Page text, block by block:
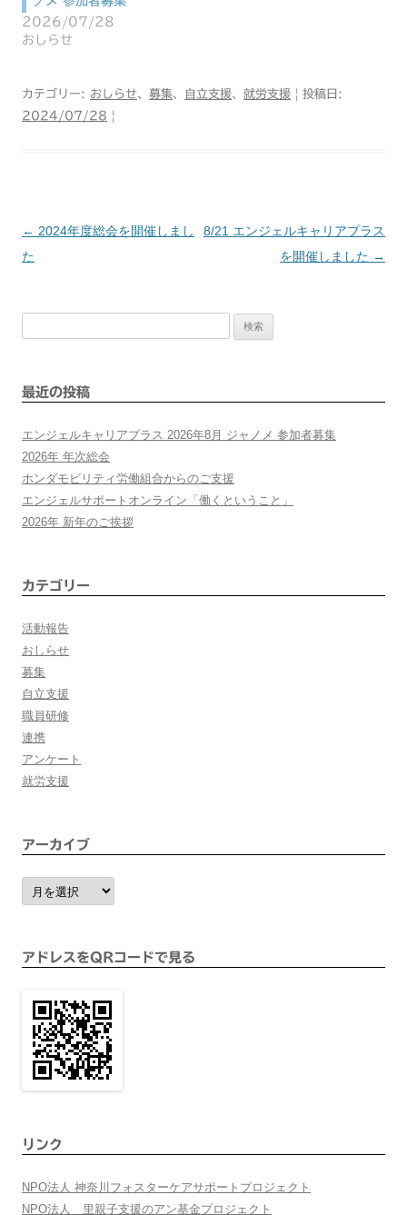
2026/07/28
おしらせ
カテゴリー: おしらせ、 募集、 自立支援、 就労支援 | 投稿日:
2024/07/28 |
投
ー
シ
ン
← 2024年度総会を開催しまし
た
8/21 エンジェルキャリアプラス
を開催しました →
最近の投稿
エンジェルキャリアプラス 2026年8月 ジャノメ 参加者募集
2026年 年次総会
ホンダモビリティ労働組合からのご支援
エンジェルサポートオンライン「働くということ」
2026年 新年のご挨拶
カテゴリー
活動報告
おしらせ
募集
自立支援
職員研修
連携
アンケート
就労支援
アーカイブ
ア
ー
カ
アドレスをQRコードで見る
リンク
NPO法人 神奈川フォスターケアサポートプロジェクト
NPO法人 里親子支援のアン基金プロジェクト